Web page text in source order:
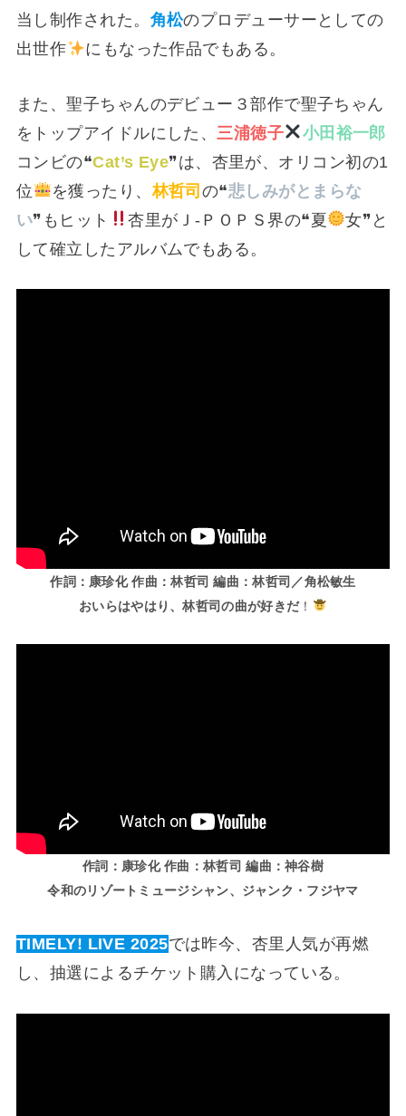
当し制作された。 角松のプロデューサーとしての
出世作
にもなった作品でもある。
また、聖子ちゃんのデビュー３部作で聖子ちゃん
をトップアイドルにした、 三浦徳子
小田裕一郎
コンビの❝Cat’s Eye❞は、杏里が、オリコン初の1
位
を獲ったり、林哲司 の❝悲しみがとまらな
い❞もヒット 杏里がＪ-ＰＯＰＳ界の❝夏
女❞と
して確立したアルバムでもある。
作詞：康珍化 作曲：林哲司 編曲：林哲司／角松敏生
おいらはやはり、林哲司の曲が好きだ！
作詞：康珍化 作曲：林哲司 編曲：神谷樹
令和のリゾートミュージシャン、ジャンク・フジヤマ
TIMELY! LIVE 2025では昨今、杏里人気が再燃
し、抽選によるチケット購入になっている。